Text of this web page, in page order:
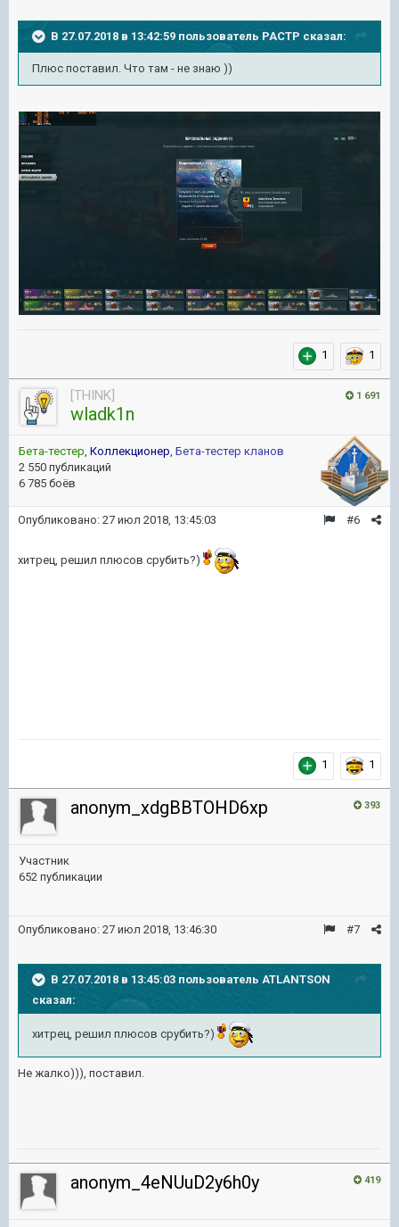
В 27.07.2018 в 13:42:59 пользователь PACTP сказал:
Плюс поставил. Что там - не знаю ))
1 1
1 691
[THINK]
wladk1n
Бета-тестер Коллекционер Бета-тестер кланов
2 550 публикаций
6 785 боёв
#6
Опубликовано: 27 июл 2018, 13:45:03
хитрец, решил плюсов срубить?)
1 1
393
anonym_xdgBBTOHD6xp
Участник
652 публикации
#7
Опубликовано: 27 июл 2018, 13:46:30
В 27.07.2018 в 13:45:03 пользователь ATLANTSON
сказал:
хитрец, решил плюсов срубить?)
Не жалко))), поставил.
419
anonym_4eNUuD2y6h0y